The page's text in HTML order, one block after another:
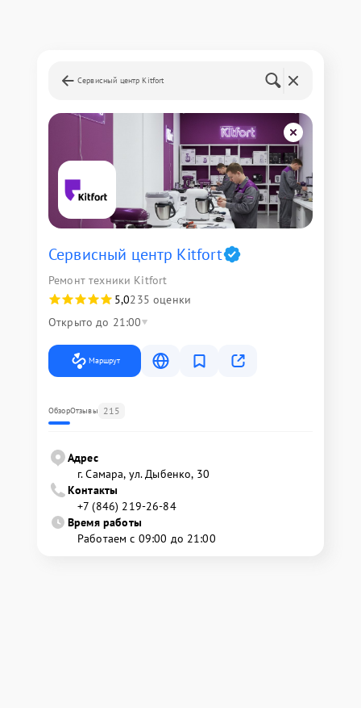
Сервисный центр Kitfort
Сервисный центр Kitfort
Ремонт техники Kitfort
5,0235 оценки
Открыто до 21:00
Маршрут
ОбзорОтзывы 215
Адрес
г. Самара, ул. Дыбенко, 30
Контакты
+7 (846) 219-26-84
Время работы
Работаем с 09:00 до 21:00